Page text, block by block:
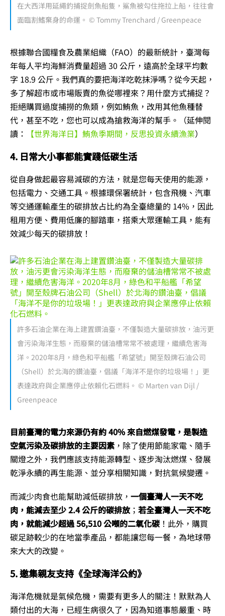
在大西洋用延繩釣捕捉劍魚船隻，鯊魚被勾住拖拉上船，往往會
面臨割鰭棄身的命運。 © Tommy Trenchard / Greenpeace
根據聯合國糧食及農業組織（FAO）的最新統計，臺灣每
年每人平均海鮮消費量超過 30 公斤，遠高於全球平均數
字 18.9 公斤。我們真的要把海洋吃乾抹淨嗎？從今天起，
多了解超市或市場販賣的魚從哪裡來？用什麼方式捕捉？
拒絕購買過度捕撈的魚類，例如鮪魚，改用其他魚種替
代，甚至不吃，您也可以成為搶救海洋的幫手。（延伸閱
讀：
【世界海洋日】鮪魚季期間，反思投資永續漁業）
4. 日常大小事都能實踐低碳生活
從自身做起最容易減碳的方法，就是您每天使用的能源，
包括電力、交通工具。根據環保署統計，包含飛機、汽車
等交通運輸產生的碳排放占比約為全臺總量的 14%，因此
租用方便、費用低廉的腳踏車，搭乘大眾運輸工具，能有
效減少每天的碳排放！
許多石油企業在海上建置鑽油臺，不僅製造大量碳排放，油污更
會污染海洋生態，而廢棄的儲油槽常常不被處理，繼續危害海
洋。2020年8月，綠色和平船艦「希望號」開至殼牌石油公司
（Shell）於北海的鑽油臺，倡議「海洋不是你的垃圾場！」更
表達政府與企業應停止依賴化石燃料。 © Marten van Dijl /
Greenpeace
目前臺灣的電力來源仍有約 40% 來自燃煤發電，是製造
空氣污染及碳排放的主要因素 ，除了使用節能家電、隨手
關燈之外，我們應該支持能源轉型、逐步淘汰燃煤、發展
乾淨永續的再生能源、並分享相關知識，對抗氣候變遷。
而減少肉食也能幫助減低碳排放， 一個臺灣人一天不吃
肉，能減去至少 2.4 公斤的碳排放； 若全臺灣人一天不吃
肉，就能減少超過 56,510 公噸的二氧化碳 ！此外，購買
碳足跡較少的在地當季產品，都能讓您每一餐，為地球帶
來大大的改變。
5. 邀集親友支持《全球海洋公約》
海洋危機就是氣候危機，需要有更多人的關注！默默為人
類付出的大海，已經生病很久了，因為知道事態嚴重、時